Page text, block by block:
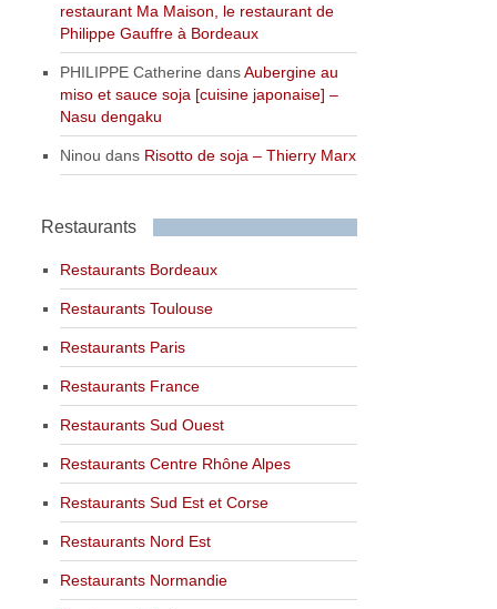
restaurant Ma Maison, le restaurant de
Philippe Gauffre à Bordeaux
PHILIPPE Catherine dansAubergine au
miso et sauce soja [cuisine japonaise] –
Nasu dengaku
Ninou dans Risotto de soja – Thierry Marx
Restaurants
Restaurants Bordeaux
Restaurants Toulouse
Restaurants Paris
Restaurants France
Restaurants Sud Ouest
Restaurants Centre Rhône Alpes
Restaurants Sud Est et Corse
Restaurants Nord Est
Restaurants Normandie